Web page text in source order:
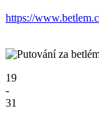
https://
19
-
31